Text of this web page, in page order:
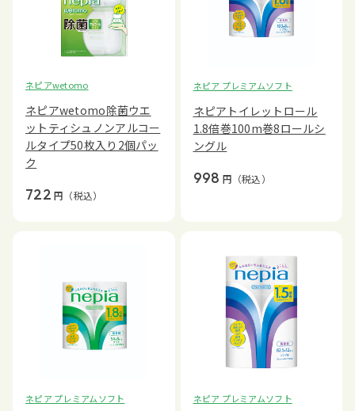
ネピアwetomo
ネピアwetomo除菌ウエ
ットティシュノンアルコー
ルタイプ50枚入り2個パッ
ク
722 円 （税込）
ネピア プレミアムソフト
ネピアトイレットロール
1.8倍巻100m巻8ロールシ
ングル
998 円 （税込）
ネピア プレミアムソフト ネピア プレミアムソフト